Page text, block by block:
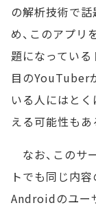
の解析技術で
め、このアプリ
題になっている
目のYouTuber
いる人にはと
える可能性もあ
なお、このサ
トでも同じ内
Androidのユー